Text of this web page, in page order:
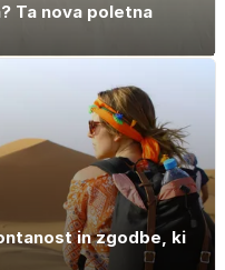
Ta nova poletna
in zgodbe, ki